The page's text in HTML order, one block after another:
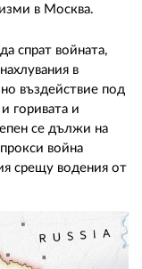
в Москва.
спрат войната,
в
въздействие под
горивата и
се дължи на
война
срещу водения от